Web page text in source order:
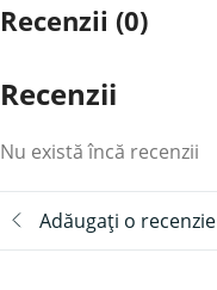
Recenzii (0)
Recenzii
Nu există încă recenzii
Adăugați o recenzie